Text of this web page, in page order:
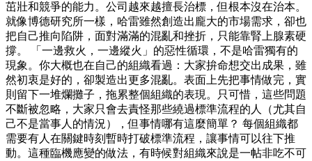
茁壯和競爭的能力。公司越來越擅長治標，但根本沒在治本。
就像博德研究所一樣，哈雷雖然創造出龐大的市場需求，卻也
把自己推向陷阱，面對滿滿的混亂和挫折，只能靠腎上腺素硬
撐。 「一邊救火，一邊縱火」的惡性循環，不是哈雷獨有的
現象。你大概也在自己的組織看過：大家拚命想交出成果，雖
然初衷是好的，卻製造出更多混亂。表面上先把事情做完，實
則留下一堆爛攤子，拖累整個組織的表現。只可惜，這些問題
不斷被忽略，大家只會去責怪那些繞過標準流程的人（尤其自
己不是當事人的情況），但事情哪有這麼簡單？ 每個組織都
需要有人在關鍵時刻暫時打破標準流程，讓事情可以往下推
動。這種臨機應變的做法，有時候對組織來說是一帖非吃不可